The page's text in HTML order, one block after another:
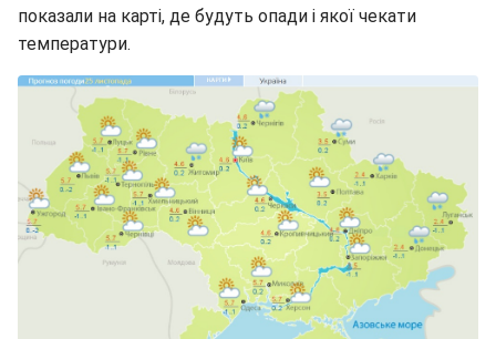
показали на карті, де будуть опади і якої чекати
температури.